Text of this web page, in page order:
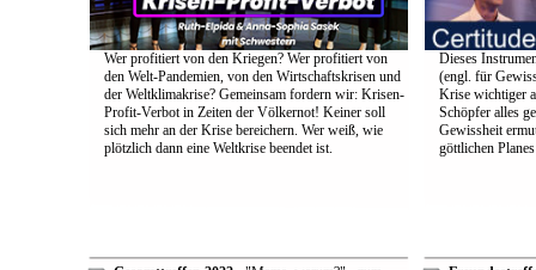
Wer profitiert von den Kriegen? Wer profitiert von
den Welt-Pandemien, von den Wirtschaftskrisen und
der Weltklimakrise? Gemeinsam fordern wir: Krisen-
Profit-Verbot in Zeiten der Völkernot! Keiner soll
sich mehr an der Krise bereichern. Wer weiß, wie
plötzlich dann eine Weltkrise beendet ist.
Dieses
(engl. für
Krise wichtiger
Schöpfer alles
Gewissheit
göttlichen